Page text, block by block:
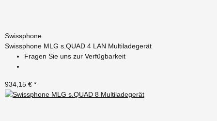
Swissphone
Swissphone MLG s.QUAD 4 LAN Multiladegerät
Fragen Sie uns zur Verfügbarkeit
934,15 € *